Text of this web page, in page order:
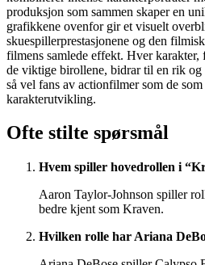
produksjon som sammen skaper en
grafikkene ovenfor gir et visuelt
skuespillerprestasjonene og den
filmens samlede effekt. Hver
de viktige birollene, bidrar til en rik
så vel fans av actionfilmer som de som
karakterutvikling.
Ofte stilte spørsmål
Hvem spiller hovedrollen i
Aaron Taylor-Johnson spiller
bedre kjent som Kraven.
Hvilken rolle har Ariana